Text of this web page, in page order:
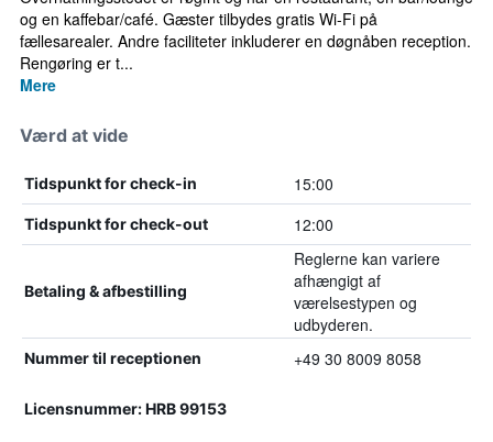
og en kaffebar/café. Gæster tilbydes gratis Wi-Fi på
fællesarealer. Andre faciliteter inkluderer en døgnåben reception.
Rengøring er t...
Mere
Værd at vide
Tidspunkt for check-in 15:00
Tidspunkt for check-out 12:00
Betaling & afbestilling
Reglerne kan variere
afhængigt af
værelsestypen og
udbyderen.
Nummer til receptionen +49 30 8009 8058
Licensnummer: HRB 99153